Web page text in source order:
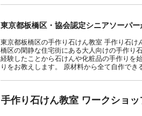
東京都板橋区・協会認定シニアソーパ
東京都板橋区の手作り石けん教室 手作り石
橋区の閑静な住宅街にある大人向けの手作り
経験したことから石けんや化粧品の手作りを
りをお教えします。 原材料から全て自作でき
手作り石けん教室 ワークショ